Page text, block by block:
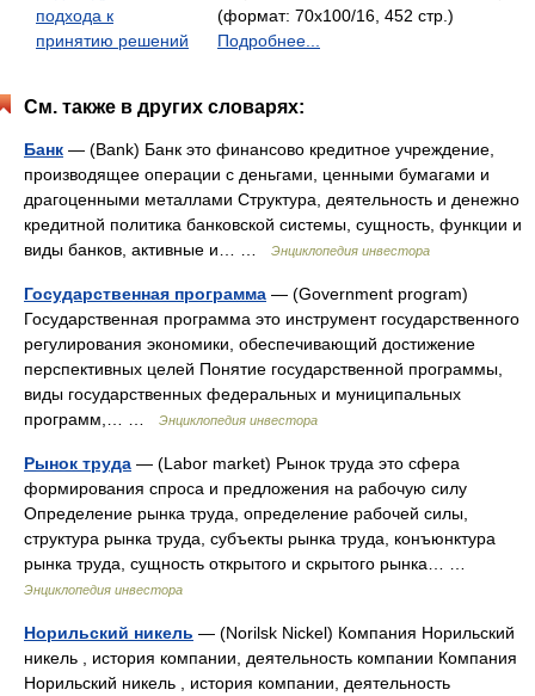
подхода к
принятию решений
(формат: 70x100/16, 452 стр.)
Подробнее...
См. также в других словарях:
Банк — (Bank) Банк это финансово кредитное учреждение,
производящее операции с деньгами, ценными бумагами и
драгоценными металлами Структура, деятельность и денежно
кредитной политика банковской системы, сущность, функции и
виды банков, активные и… …
Энциклопедия инвестора
Государственная программа — (Government program)
Государственная программа это инструмент государственного
регулирования экономики, обеспечивающий достижение
перспективных целей Понятие государственной программы,
виды государственных федеральных и муниципальных
программ,… …
Энциклопедия инвестора
Рынок труда — (Labor market) Рынок труда это сфера
формирования спроса и предложения на рабочую силу
Определение рынка труда, определение рабочей силы,
структура рынка труда, субъекты рынка труда, конъюнктура
рынка труда, сущность открытого и скрытого рынка… …
Энциклопедия инвестора
Норильский никель — (Norilsk Nickel) Компания Норильский
никель , история компании, деятельность компании Компания
Норильский никель , история компании, деятельность